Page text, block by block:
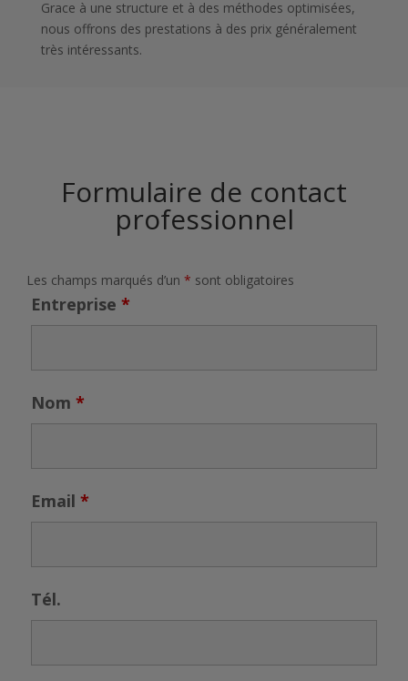
Grace à une structure et à des méthodes optimisées,
nous offrons des prestations à des prix généralement
très intéressants.
Formulaire de contact
professionnel
Les champs marqués d’un* sont obligatoires
Entreprise*
Nom*
Email*
Tél.